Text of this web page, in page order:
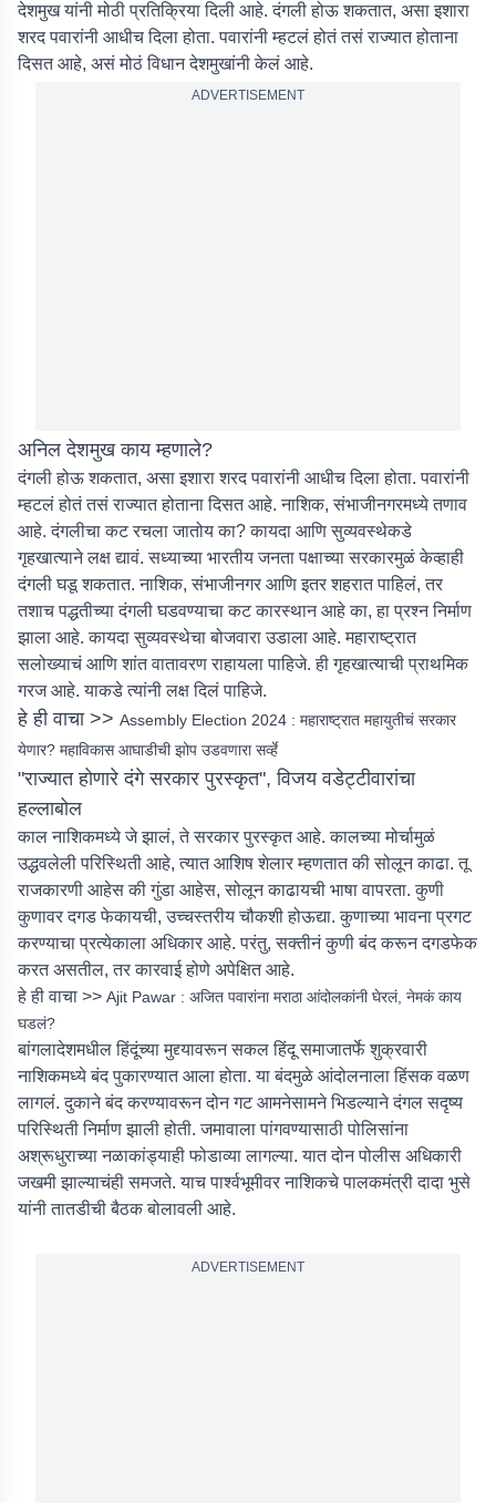
देशमुख यांनी मोठी प्रतिक्रिया दिली आहे. दंगली होऊ शकतात, असा इशारा
शरद पवारांनी आधीच दिला होता. पवारांनी म्हटलं होतं तसं राज्यात होताना
दिसत आहे, असं मोठं विधान देशमुखांनी केलं आहे.
ADVERTISEMENT
अनिल देशमुख काय म्हणाले?
दंगली होऊ शकतात, असा इशारा शरद पवारांनी आधीच दिला होता. पवारांनी
म्हटलं होतं तसं राज्यात होताना दिसत आहे. नाशिक, संभाजीनगरमध्ये तणाव
आहे. दंगलीचा कट रचला जातोय का? कायदा आणि सुव्यवस्थेकडे
गृहखात्याने लक्ष द्यावं. सध्याच्या भारतीय जनता पक्षाच्या सरकारमुळं केव्हाही
दंगली घडू शकतात. नाशिक, संभाजीनगर आणि इतर शहरात पाहिलं, तर
तशाच पद्धतीच्या दंगली घडवण्याचा कट कारस्थान आहे का, हा प्रश्न निर्माण
झाला आहे. कायदा सुव्यवस्थेचा बोजवारा उडाला आहे. महाराष्ट्रात
सलोख्याचं आणि शांत वातावरण राहायला पाहिजे. ही गृहखात्याची प्राथमिक
गरज आहे. याकडे त्यांनी लक्ष दिलं पाहिजे.
हे ही वाचा >> Assembly Election 2024 : महाराष्ट्रात महायुतीचं सरकार
येणार? महाविकास आघाडीची झोप उडवणारा सर्व्हे
"राज्यात होणारे दंगे सरकार पुरस्कृत", विजय वडेट्टीवारांचा
हल्लाबोल
काल नाशिकमध्ये जे झालं, ते सरकार पुरस्कृत आहे. कालच्या मोर्चामुळं
उद्धवलेली परिस्थिती आहे, त्यात आशिष शेलार म्हणतात की सोलून काढा. तू
राजकारणी आहेस की गुंडा आहेस, सोलून काढायची भाषा वापरता. कुणी
कुणावर दगड फेकायची, उच्चस्तरीय चौकशी होऊद्या. कुणाच्या भावना प्रगट
करण्याचा प्रत्येकाला अधिकार आहे. परंतु, सक्तीनं कुणी बंद करून दगडफेक
करत असतील, तर कारवाई होणे अपेक्षित आहे.
हे ही वाचा >> Ajit Pawar : अजित पवारांना मराठा आंदोलकांनी घेरलं, नेमकं काय
घडलं?
बांगलादेशमधील हिंदूंच्या मुद्द्यावरून सकल हिंदू समाजातर्फे शुक्रवारी
नाशिकमध्ये बंद पुकारण्यात आला होता. या बंदमुळे आंदोलनाला हिंसक वळण
लागलं. दुकाने बंद करण्यावरून दोन गट आमनेसामने भिडल्याने दंगल सदृष्य
परिस्थिती निर्माण झाली होती. जमावाला पांगवण्यासाठी पोलिसांना
अश्रूधुराच्या नळाकांड्याही फोडाव्या लागल्या. यात दोन पोलीस अधिकारी
जखमी झाल्याचंही समजते. याच पार्श्वभूमीवर नाशिकचे पालकमंत्री दादा भुसे
यांनी तातडीची बैठक बोलावली आहे.
ADVERTISEMENT